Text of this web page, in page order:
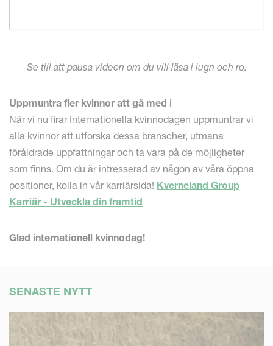
Se till att pausa videon om du vill läsa i lugn och ro.
Uppmuntra fler kvinnor att gå med i
När vi nu firar Internationella kvinnodagen uppmuntrar vi
alla kvinnor att utforska dessa branscher, utmana
föråldrade uppfattningar och ta vara på de möjligheter
som finns. Om du är intresserad av någon av våra öppna
positioner, kolla in vår karriärsida! Kverneland Group
Karriär - Utveckla din framtid
Glad internationell kvinnodag!
SENASTE NYTT